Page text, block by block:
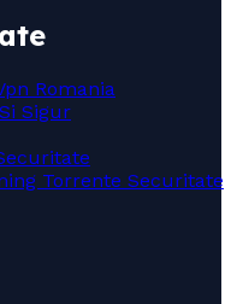
Romania
Sigur
Torrente Securitate